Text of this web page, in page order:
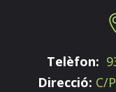
Telèfon:
Direcció: C/